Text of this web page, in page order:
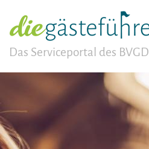
Das Serviceportal des BVGD